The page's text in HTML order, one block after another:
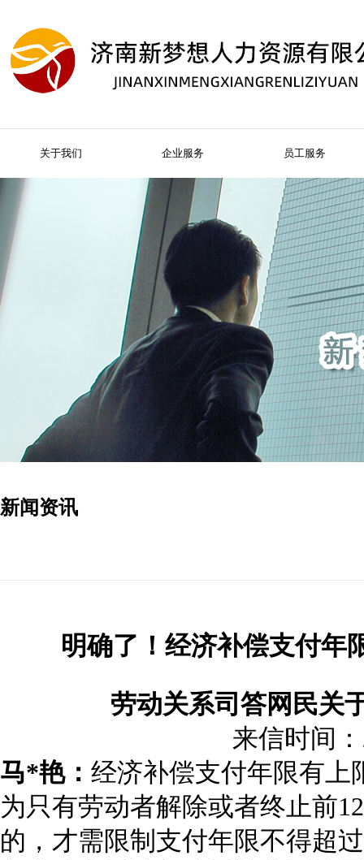
关于我们 企业服务 员工服务
新闻资讯
明确了！经济补偿支付年
劳动关系司答网民关
来信时间：
马*艳： 经济补偿支付年限有上
为只有劳动者解除或者终止前12
的，才需限制支付年限不得超过